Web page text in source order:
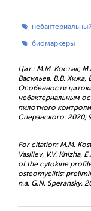
биомаркеры
Цит.: М.М. Костик,
Васильев, В.В.
Особенности
небактериальным
пилотного
Сперанского. 2020;
For citation: M.M.
Vasiliev, V.V. Khizha,
of the cytokine
osteomyelitis:
n.a. G.N. Speransky.